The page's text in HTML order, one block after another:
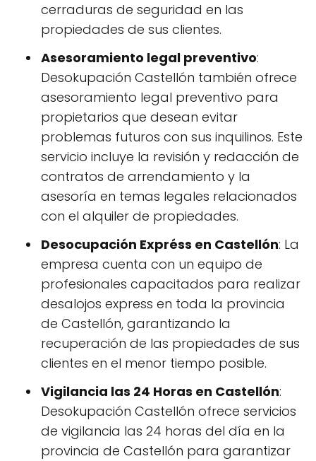
cerraduras de seguridad en las
propiedades de sus clientes.
Asesoramiento legal preventivo:
Desokupación Castellón también ofrece
asesoramiento legal preventivo para
propietarios que desean evitar
problemas futuros con sus inquilinos. Este
servicio incluye la revisión y redacción de
contratos de arrendamiento y la
asesoría en temas legales relacionados
con el alquiler de propiedades.
Desocupación Expréss en Castellón: La
empresa cuenta con un equipo de
profesionales capacitados para realizar
desalojos express en toda la provincia
de Castellón, garantizando la
recuperación de las propiedades de sus
clientes en el menor tiempo posible.
Vigilancia las 24 Horas en Castellón:
Desokupación Castellón ofrece servicios
de vigilancia las 24 horas del día en la
provincia de Castellón para garantizar